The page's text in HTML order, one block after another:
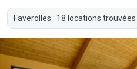
Faverolles : 18 locations trouvées